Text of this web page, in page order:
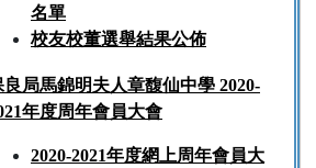
名單
校友校董選舉結果公佈
良局馬錦明夫人章馥仙中學 2020-
年度周年會員大會
2020-2021年度網上周年會員大